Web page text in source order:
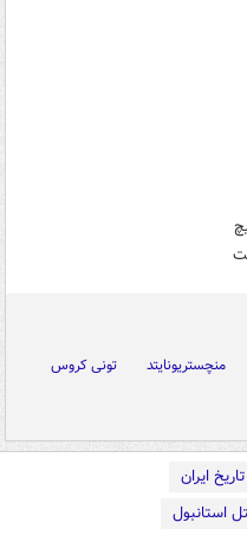
منچستریونایتد
تونی کروس
ایران
استانبول